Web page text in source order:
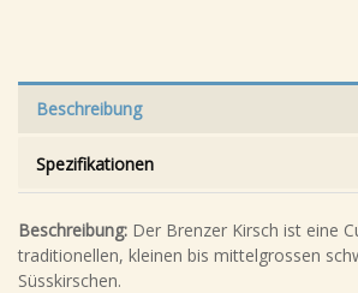
Beschreibung
Spezifikationen
Beschreibung: Der Brenzer Kirsch ist eine
traditionellen, kleinen bis mittelgrossen
Süsskirschen.